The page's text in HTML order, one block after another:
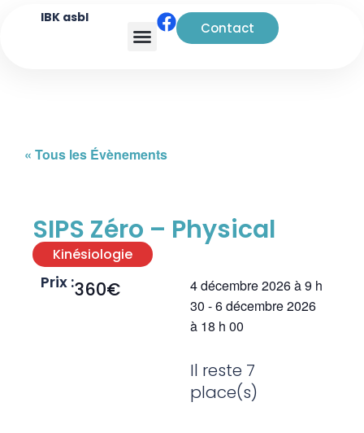
IBK asbl
Contact
« Tous les Évènements
SIPS Zéro – Physical
Kinésiologie
Prix :360€ 4 décembre 2026à9 h
30 -6 décembre 2026
à 18 h 00
Il reste 7
place(s)